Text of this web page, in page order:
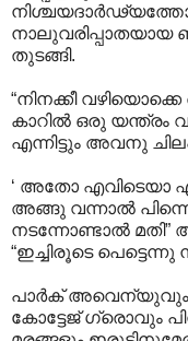
തുടങ്ങി.
“നിനക്കീ
കാറിൽ ഒരു യന്ത്രം
എന്നിട്ടും അവനു
‘ അതോ എവിടെയാ
അങ്ങു വന്നാൽ
നടന്നോണ്ടാൽ മതി”
“ഇച്ചിരൂടെ പെട്ടെന്നു
പാർക്
കോട്ടേജ് ഗ്രൊവും